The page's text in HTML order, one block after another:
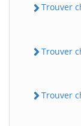
Trouver
Trouver
Trouver